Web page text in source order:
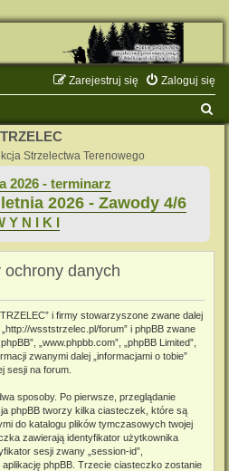
Zaloguj się
Zarejestruj się
Strzelectwa Terenowego
2026 - terminarz
2026 - Zawody 4/6
Y N I K I
danych
i firmy stowarzyszone zwane dalej
„http://wsststrzelec.pl/forum” i phpBB zwane
„www.phpbb.com”, „phpBB Limited”,
zwanymi dalej „informacjami o tobie”
sesji na forum.
sposoby. Po pierwsze, przeglądanie
phpBB tworzy kilka ciasteczek, które są
do katalogu plików tymczasowych twojej
zawierają identyfikator użytkownika
sesji zwany „session-id”,
phpBB. Trzecie ciasteczko zostanie